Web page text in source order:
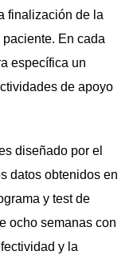
finalización de la
En cada
específica un
de apoyo
diseñado por el
datos obtenidos en
y test de
ocho semanas con
y la